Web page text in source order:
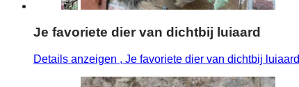
Je favoriete dier van dichtbij luiaard
Details anzeigen , Je favoriete dier van dichtbij luiaard